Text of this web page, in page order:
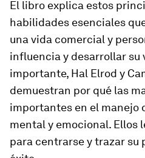
El libro explica estos
habilidades esenciales
una vida comercial y
influencia y desarrollar su
importante, Hal Elrod y
demuestran por qué las
importantes en el manejo
mental y emocional. Ellos
para centrarse y trazar su